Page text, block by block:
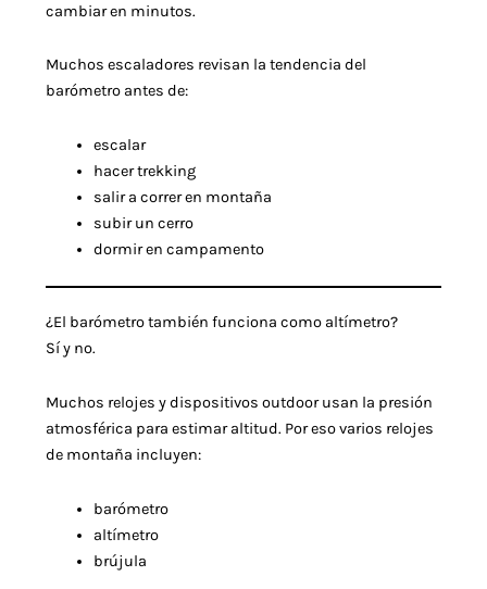
cambiar en minutos.
Muchos escaladores revisan la tendencia del
barómetro antes de:
escalar
hacer trekking
salir a correr en montaña
subir un cerro
dormir en campamento
¿El barómetro también funciona como altímetro?
Sí y no.
Muchos relojes y dispositivos outdoor usan la presión
atmosférica para estimar altitud. Por eso varios relojes
de montaña incluyen:
barómetro
altímetro
brújula